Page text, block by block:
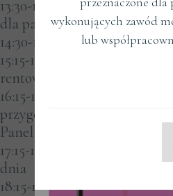
13:30-14:30 - blok ekspercki
dla pacjentów, porównanie
14:30-15:15 - przerwa /
15:15-16:15 - blok ekspercki
rentowność, cennik w
16:15-17:15 - blok ekspercki
przygotowanie do exitu,
Panel dyskusyjny
17:15-18:15 - Open Wine
dnia
18:15-18:30 - zakończenie
wykonujących zawód
lub